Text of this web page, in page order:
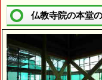
仏教寺院の本堂